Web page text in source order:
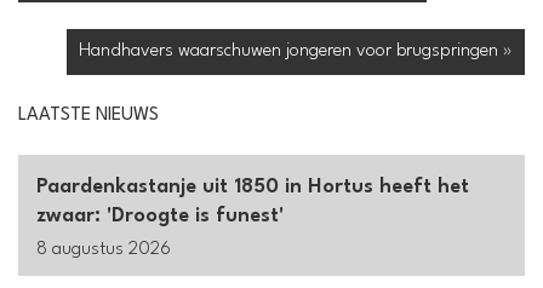
Handhavers waarschuwen jongeren voor brugspringen »
LAATSTE NIEUWS
Paardenkastanje uit 1850 in Hortus heeft het
zwaar: 'Droogte is funest'
8 augustus 2026